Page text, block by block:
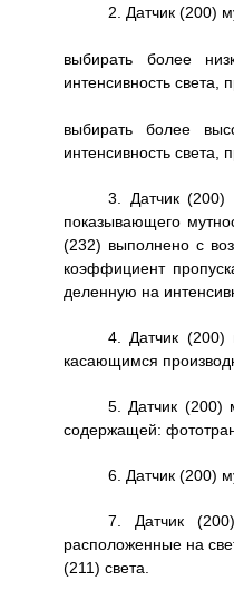
2. Датчик (200)
выбирать более
интенсивность света,
выбирать более
интенсивность света,
3. Датчик (200)
показывающего
(232) выполнено с
коэффициент
деленную на
4. Датчик (200)
касающимся
5. Датчик (200)
содержащей:
6. Датчик (200)
7. Датчик
расположенные на
(211) света.